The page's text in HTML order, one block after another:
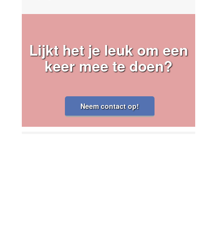
Lijkt het je leuk om een
keer mee te doen?
Neem contact op!